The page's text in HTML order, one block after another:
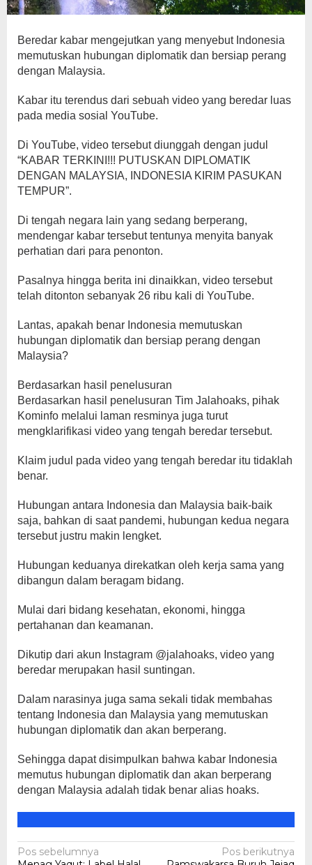
Beredar kabar mengejutkan yang menyebut Indonesia
memutuskan hubungan diplomatik dan bersiap perang
dengan Malaysia.
Kabar itu terendus dari sebuah video yang beredar luas
pada media sosial YouTube.
Di YouTube, video tersebut diunggah dengan judul
“KABAR TERKINI!!! PUTUSKAN DIPLOMATIK
DENGAN MALAYSIA, INDONESIA KIRIM PASUKAN
TEMPUR”.
Di tengah negara lain yang sedang berperang,
mendengar kabar tersebut tentunya menyita banyak
perhatian dari para penonton.
Pasalnya hingga berita ini dinaikkan, video tersebut
telah ditonton sebanyak 26 ribu kali di YouTube.
Lantas, apakah benar Indonesia memutuskan
hubungan diplomatik dan bersiap perang dengan
Malaysia?
Berdasarkan hasil penelusuran
Berdasarkan hasil penelusuran Tim Jalahoaks, pihak
Kominfo melalui laman resminya juga turut
mengklarifikasi video yang tengah beredar tersebut.
Klaim judul pada video yang tengah beredar itu tidaklah
benar.
Hubungan antara Indonesia dan Malaysia baik-baik
saja, bahkan di saat pandemi, hubungan kedua negara
tersebut justru makin lengket.
Hubungan keduanya direkatkan oleh kerja sama yang
dibangun dalam beragam bidang.
Mulai dari bidang kesehatan, ekonomi, hingga
pertahanan dan keamanan.
Dikutip dari akun Instagram @jalahoaks, video yang
beredar merupakan hasil suntingan.
Dalam narasinya juga sama sekali tidak membahas
tentang Indonesia dan Malaysia yang memutuskan
hubungan diplomatik dan akan berperang.
Sehingga dapat disimpulkan bahwa kabar Indonesia
memutus hubungan diplomatik dan akan berperang
dengan Malaysia adalah tidak benar alias hoaks.
Navigasi
Pos sebelumnya
Pos berikutnya